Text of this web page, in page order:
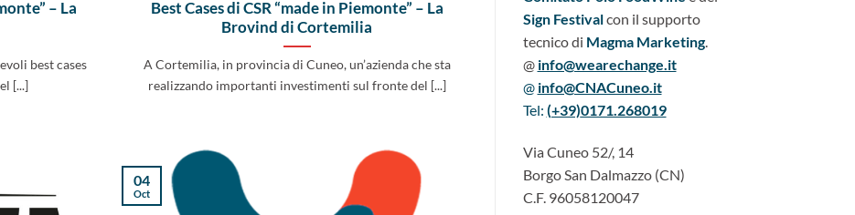
– La
best cases
[...]
Best Cases di CSR “made in Piemonte” – La
Brovind di Cortemilia
A Cortemilia, in provincia di Cuneo, un’azienda che sta
realizzando importanti investimenti sul fronte del [...]
04
Oct
Sign Festivalcon il supporto
tecnico di Magma Marketing.
@ info@wearechange.it
@ info@CNACuneo.it
Tel: (+39)0171.268019
Via Cuneo 52/, 14
Borgo San Dalmazzo (CN)
C.F. 96058120047